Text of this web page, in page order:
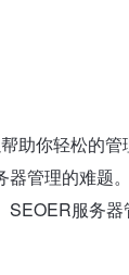
助你轻松的
管理的难题
服务器